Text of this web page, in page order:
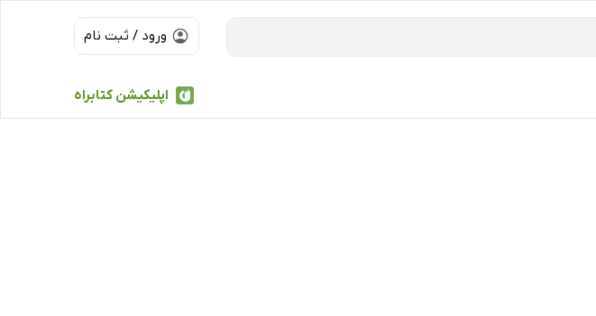
ورود / ثبت نام
اپلیکیشن کتابراه